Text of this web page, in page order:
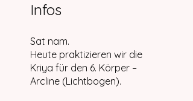
Infos
Sat nam.
Heute praktizieren wir die
Kriya für den 6. Körper –
Arcline (Lichtbogen).